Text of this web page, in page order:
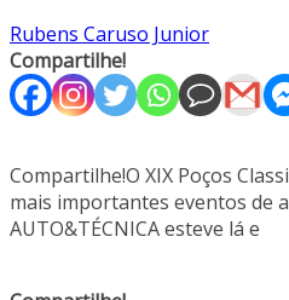
Rubens Caruso Junior
Compartilhe!
Compartilhe!O XIX Poços
mais importantes eventos de
AUTO&TÉCNICA esteve lá e